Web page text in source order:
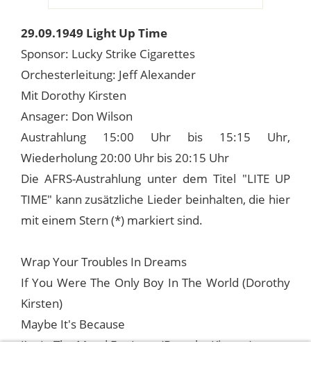
29.09.1949 Light Up Time
Sponsor: Lucky Strike Cigarettes
Orchesterleitung: Jeff Alexander
Mit Dorothy Kirsten
Ansager: Don Wilson
Austrahlung 15:00 Uhr bis 15:15 Uhr,
Wiederholung 20:00 Uhr bis 20:15 Uhr
Die AFRS-Austrahlung unter dem Titel "LITE UP
TIME" kann zusätzliche Lieder beinhalten, die hier
mit einem Stern (*) markiert sind.
Wrap Your Troubles In Dreams
If You Were The Only Boy In The World (Dorothy
Kirsten)
Maybe It's Because
I’m In The Mood For Love (Dorothy Kirsten)